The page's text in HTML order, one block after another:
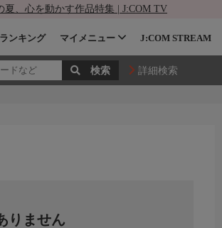
夏、心を動かす作品特集 | J:COM TV
ランキング マイメニュー J:COM STREAM
詳細検索
りません